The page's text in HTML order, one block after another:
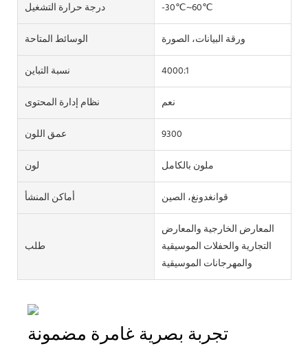
درجة حرارة التشغيل
-30℃~60℃
الوسائط المتاحة
ورقة البيانات، الصورة
نسبة التباين
4000:1
نظام إدارة المحتوى
نعم
عمق اللون
9300
لون
ملون بالكامل
أماكن المنشأ
قوانغدونغ، الصين
طلب
المعارض الخارجية والمعارض
التجارية والحفلات الموسيقية
والمهرجانات الموسيقية
تجربة بصرية غامرة مضمونة